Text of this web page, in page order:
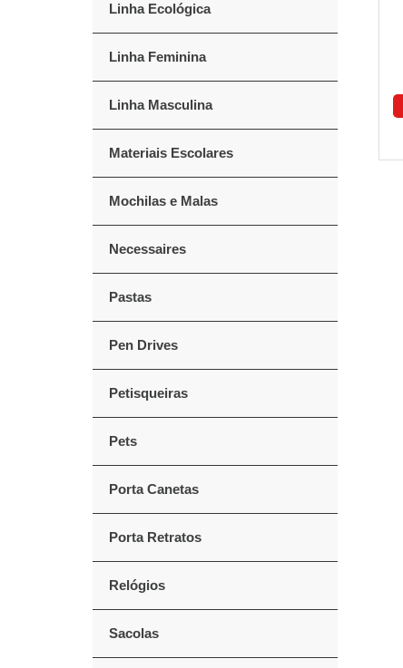
Linha Ecológica
Linha Feminina
Linha Masculina
Materiais Escolares
Mochilas e Malas
Necessaires
Pastas
Pen Drives
Petisqueiras
Pets
Porta Canetas
Porta Retratos
Relógios
Sacolas